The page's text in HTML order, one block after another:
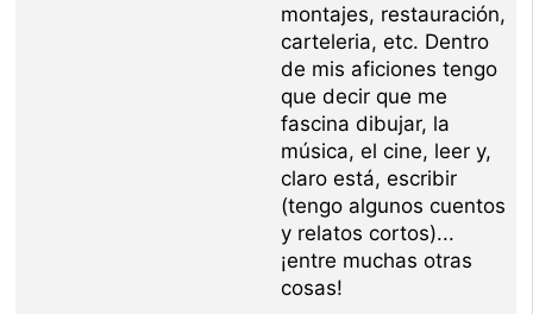
montajes, restauración,
carteleria, etc. Dentro
de mis aficiones tengo
que decir que me
fascina dibujar, la
música, el cine, leer y,
claro está, escribir
(tengo algunos cuentos
y relatos cortos)...
¡entre muchas otras
cosas!